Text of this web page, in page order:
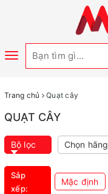
Toggle
Trang chủ Quạt cây
QUẠT CÂY
Bộ lọc Chọn hãng
Sắp
xếp:
Mặc định